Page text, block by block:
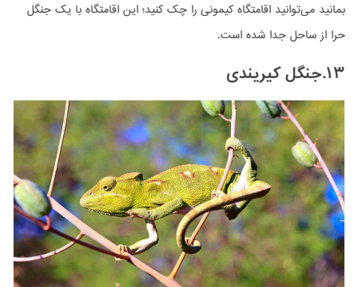
بمانید می‌توانید اقامتگاه کیمونی را چک کنید؛ این اقامتگاه با یک جنگل
حرا از ساحل جدا شده است.
۱۳.جنگل کیریندی